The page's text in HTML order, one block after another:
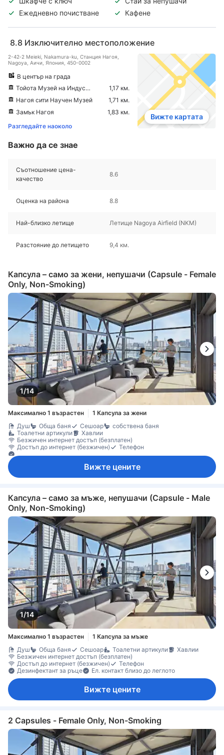
Ежедневно почистване
Кафене
8.8 Изключително местоположение
2-42‐2 Meieki, Nakamura-ku, Станция Нагоя,
Nagoya, Аичи, Япония, 450-0002
В център на града
Тойота Музей на Индустрията и технологията
1,17 км.
Нагоя сити Научен Музей
1,71 км.
Замък Нагоя
1,83 км.
Разгледайте наоколо
Вижте картата
Важно да се знае
Съотношение цена-
качество
8.6
Оценка на района 8.8
Най-близко летище Летище Nagoya Airfield (NKM)
Разстояние до летището 9,4 км.
Капсула – само за жени, непушачи (Capsule - Female
Only, Non-Smoking)
1/14
Максимално 1 възрастен
1 Капсула за жени
Душ
Обща баня Сешоар
собствена баня
Тоалетни артикули
Хавлии
Безжичен интернет достъп (безплатен)
Достъп до интернет (безжичен)
Телефон
Вижте цените
Капсула – само за мъже, непушачи (Capsule - Male
Only, Non-Smoking)
1/14
Максимално 1 възрастен
1 Капсула за мъже
Душ
Обща баня Сешоар Тоалетни артикули
Хавлии
Безжичен интернет достъп (безплатен)
Достъп до интернет (безжичен)
Телефон
Дезинфектант за ръце
Ел. контакт близо до леглото
Вижте цените
2 Capsules - Female Only, Non-Smoking